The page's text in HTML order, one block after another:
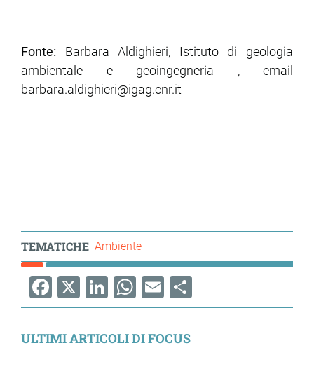
Fonte: Barbara Aldighieri, Istituto di geologia
ambientale e geoingegneria , email
barbara.aldighieri@igag.cnr.it -
TEMATICHE Ambiente
Facebook
X LinkedIn
WhatsApp
EmailShare
ULTIMI ARTICOLI DI FOCUS